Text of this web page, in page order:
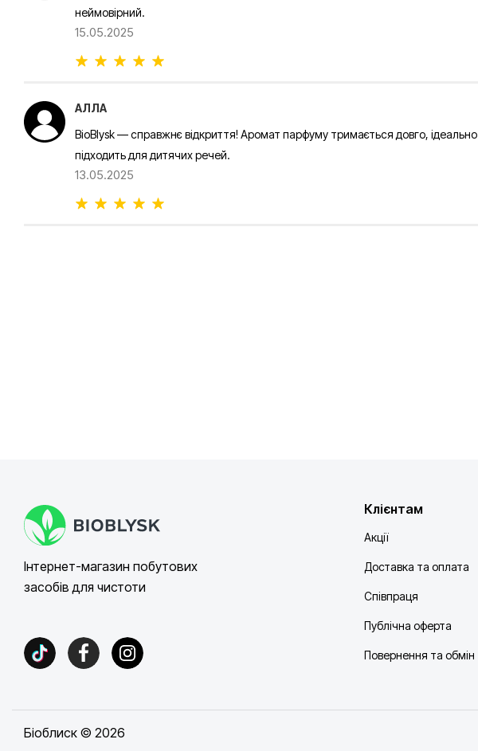
неймовірний.
15.05.2025
АЛЛА
BioBlysk — справжнє відкриття! Аромат парфуму тримається довго, ідеально
підходить для дитячих речей.
13.05.2025
Інтернет-магазин побутових
засобів для чистоти
Клієнтам
Акції
Доставка та оплата
Співпраця
Публічна оферта
Повернення та обмін
Біоблиск © 2026